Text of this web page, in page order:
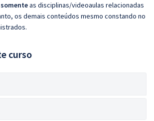
somenteas disciplinas/videoaulas relacionadas
os demais conteúdos mesmo constando no
curso